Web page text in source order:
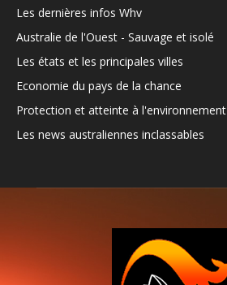
Les dernières infos Whv
Australie de l'Ouest - Sauvage et isolé
Les états et les principales villes
Economie du pays de la chance
Protection et atteinte à l'environnement
Les news australiennes inclassables